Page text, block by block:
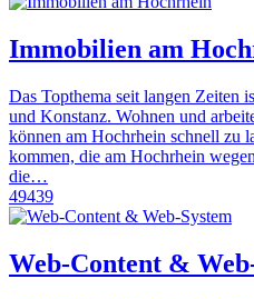
Immobilien am
Das Topthema seit langen Zeiten
und Konstanz. Wohnen und
können am Hochrhein schnell zu
kommen, die am Hochrhein
die…
49439
Web-Content &